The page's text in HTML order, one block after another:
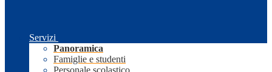
Servizi
Panoramica
Famiglie e studenti